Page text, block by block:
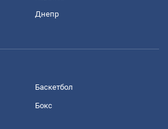
Днепр
Баскетбол
Бокс